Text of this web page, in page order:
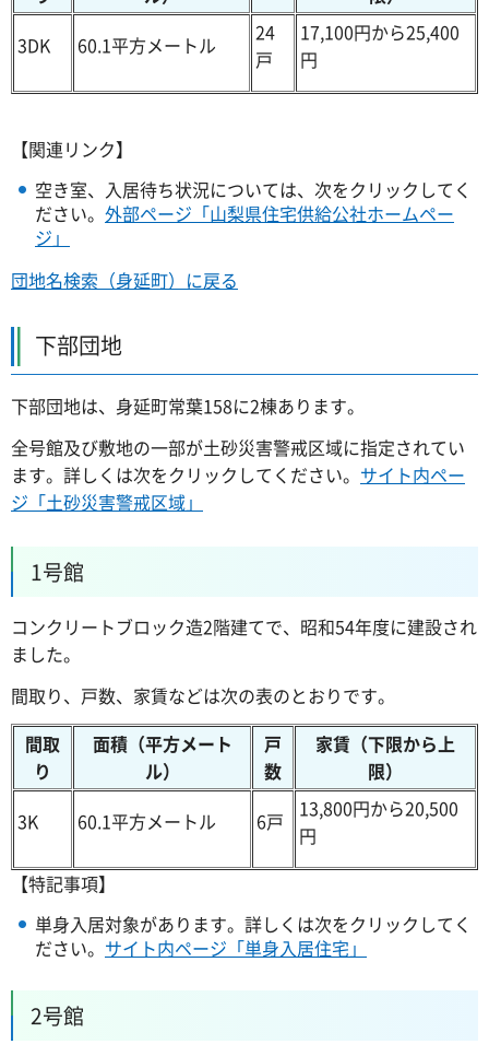
3DK
60.1平方メートル
24
戸
17,100円から25,400
円
【関連リンク】
空き室、入居待ち状況については、次をクリックしてく
ださい。 外部ページ「山梨県住宅供給公社ホームペー
ジ」
団地名検索（身延町）に戻る
下部団地
下部団地は、身延町常葉158に2棟あります。
全号館及び敷地の一部が土砂災害警戒区域に指定されてい
ます。詳しくは次をクリックしてください。 サイト内ペー
ジ「土砂災害警戒区域」
1号館
コンクリートブロック造2階建てで、昭和54年度に建設され
ました。
間取り、戸数、家賃などは次の表のとおりです。
間取
り
面積（平方メート
ル）
戸
数
家賃（下限から上
限）
3K
60.1平方メートル 6戸
13,800円から20,500
円
【特記事項】
単身入居対象があります。詳しくは次をクリックしてく
ださい。 サイト内ページ「単身入居住宅」
2号館